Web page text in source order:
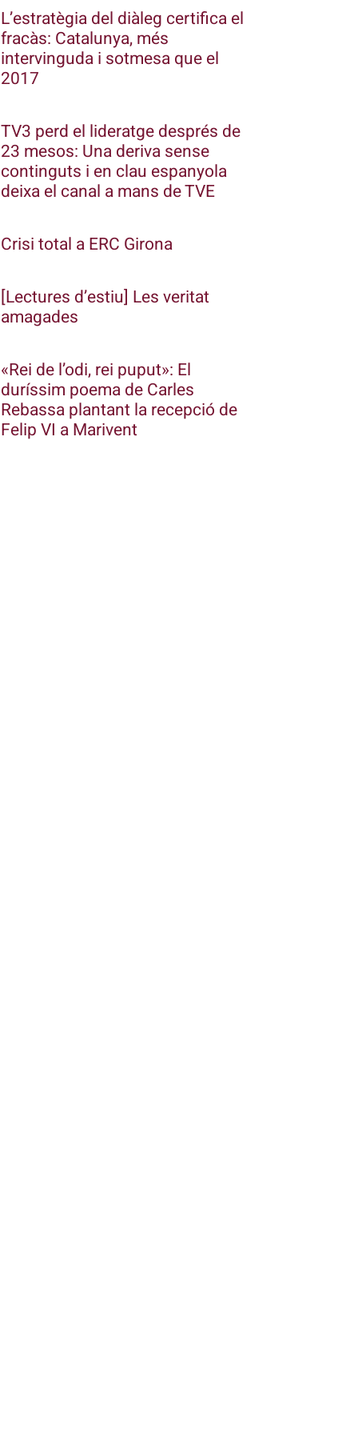
L’estratègia del diàleg certifica el
fracàs: Catalunya, més
intervinguda i sotmesa que el
2017
TV3 perd el lideratge després de
23 mesos: Una deriva sense
continguts i en clau espanyola
deixa el canal a mans de TVE
Crisi total a ERC Girona
[Lectures d’estiu] Les veritat
amagades
«Rei de l’odi, rei puput»: El
duríssim poema de Carles
Rebassa plantant la recepció de
Felip VI a Marivent